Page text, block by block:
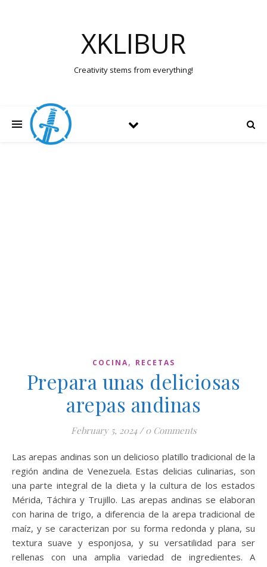
XKLIBUR
Creativity stems from everything!
COCINA, RECETAS
Prepara unas deliciosas
arepas andinas
February 5, 2024 / 0 Comments
Las arepas andinas son un delicioso platillo tradicional de la
región andina de Venezuela. Estas delicias culinarias, son
una parte integral de la dieta y la cultura de los estados
Mérida, Táchira y Trujillo. Las arepas andinas se elaboran
con harina de trigo, a diferencia de la arepa tradicional de
maíz, y se caracterizan por su forma redonda y plana, su
textura suave y esponjosa, y su versatilidad para ser
rellenas con una amplia variedad de ingredientes. A